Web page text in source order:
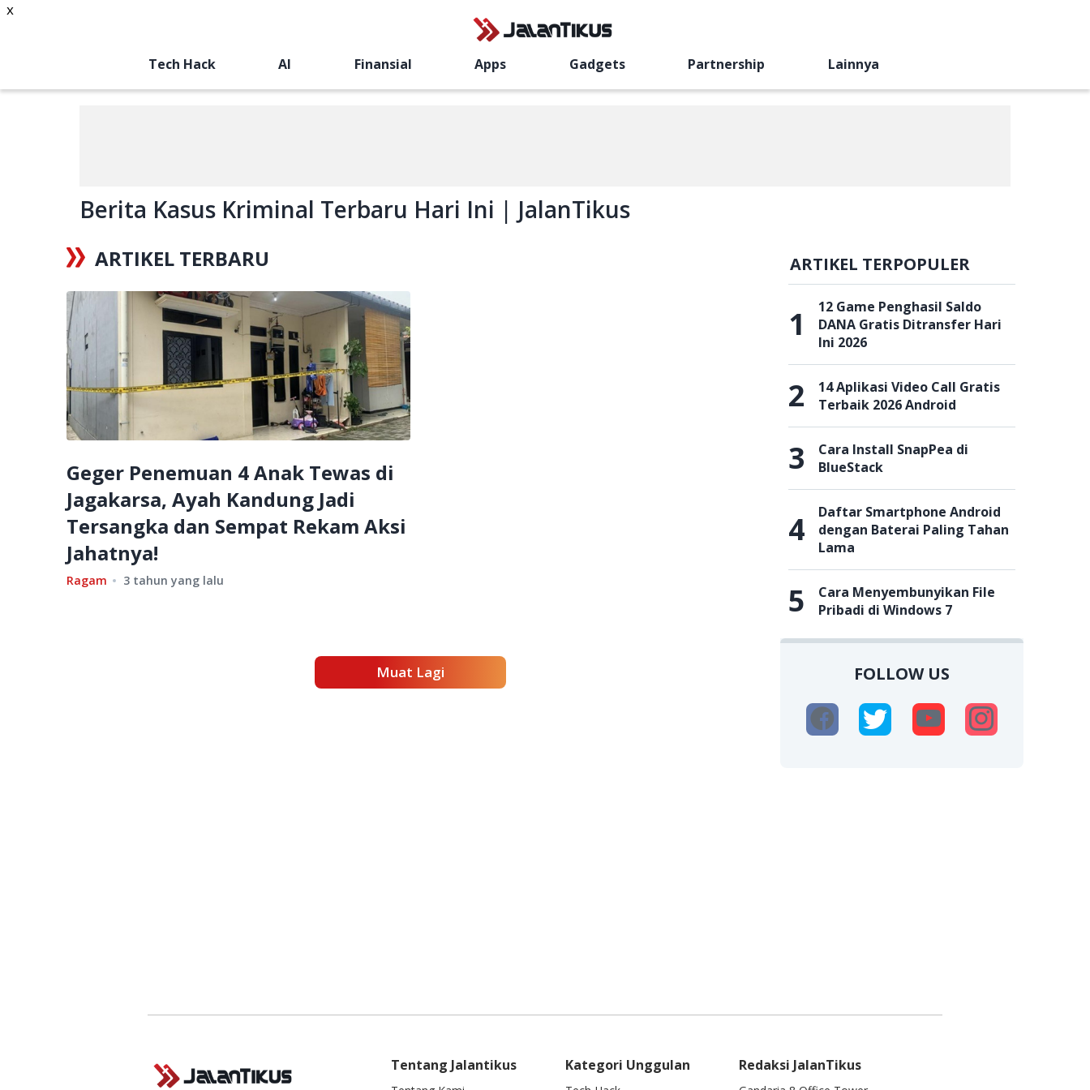
Tech Hack AI Finansial Apps Gadgets Partnership Lainnya
Berita Kasus Kriminal Terbaru Hari Ini | JalanTikus
ARTIKEL TERBARU
Geger Penemuan 4 Anak Tewas di
Jagakarsa, Ayah Kandung Jadi
Tersangka dan Sempat Rekam Aksi
Jahatnya!
Ragam 3 tahun yang lalu
Muat Lagi
ARTIKEL TERPOPULER
1
12 Game Penghasil Saldo
DANA Gratis Ditransfer Hari
Ini 2026
2
14 Aplikasi Video Call Gratis
Terbaik 2026 Android
3
Cara Install SnapPea di
BlueStack
4
Daftar Smartphone Android
dengan Baterai Paling Tahan
Lama
5
Cara Menyembunyikan File
Pribadi di Windows 7
FOLLOW US
x
Redaksi JalanTikus
Tentang Jalantikus Kategori Unggulan